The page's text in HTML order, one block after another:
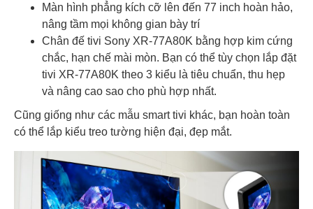
Màn hình phẳng kích cỡ lên đến 77 inch hoàn hảo,
nâng tầm mọi không gian bày trí
Chân đế tivi Sony XR-77A80K bằng hợp kim cứng
chắc, hạn chế mài mòn. Bạn có thể tùy chọn lắp đặt
tivi XR-77A80K theo 3 kiểu là tiêu chuẩn, thu hẹp
và nâng cao sao cho phù hợp nhất.
Cũng giống như các mẫu smart tivi khác, bạn hoàn toàn
có thể lắp kiểu treo tường hiện đại, đẹp mắt.